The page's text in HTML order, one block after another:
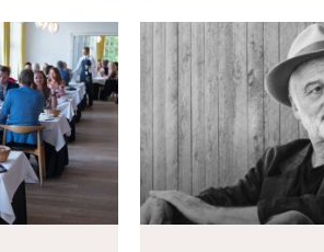
med Allan
Intimkoncert